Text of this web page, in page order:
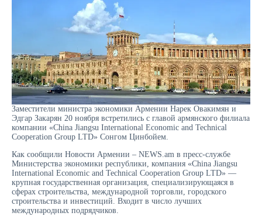
Заместители министра экономики Армении Нарек Овакимян и
Эдгар Закарян 20 ноября встретились с главой армянского филиала
компании «China Jiangsu International Economic and Technical
Cooperation Group LTD» Сонгом Цинбойем.
Как сообщили Новости Армении – NEWS.am в пресс-службе
Министерства экономики республики, компания «China Jiangsu
International Economic and Technical Cooperation Group LTD» —
крупная государственная организация, специализирующаяся в
сферах строительства, международной торговли, городского
строительства и инвестиций. Входит в число лучших
международных подрядчиков.